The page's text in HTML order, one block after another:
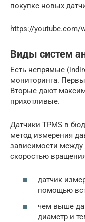
покупке новых
https://youtube.com/
Виды систем
Есть непрямые
мониторинга.
Вторые дают
прихотливые.
Датчики TPMS в
метод измерения
зависимости
скоростью
датчик
помощью
чем выше
диаметр и